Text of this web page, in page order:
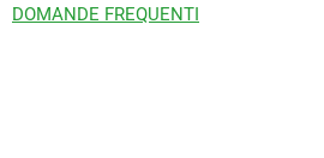
DOMANDE FREQUENTI